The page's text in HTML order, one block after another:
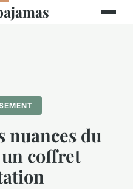
nuances du
coffret